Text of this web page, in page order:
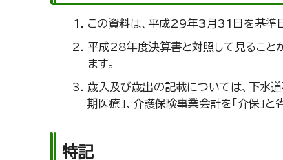
この資料は、平成29年3月31日を基準日
平成28年度決算書と対照して見ること
ます。
歳入及び歳出の記載については、下水道
期医療」、介護保険事業会計を「介保」
特記